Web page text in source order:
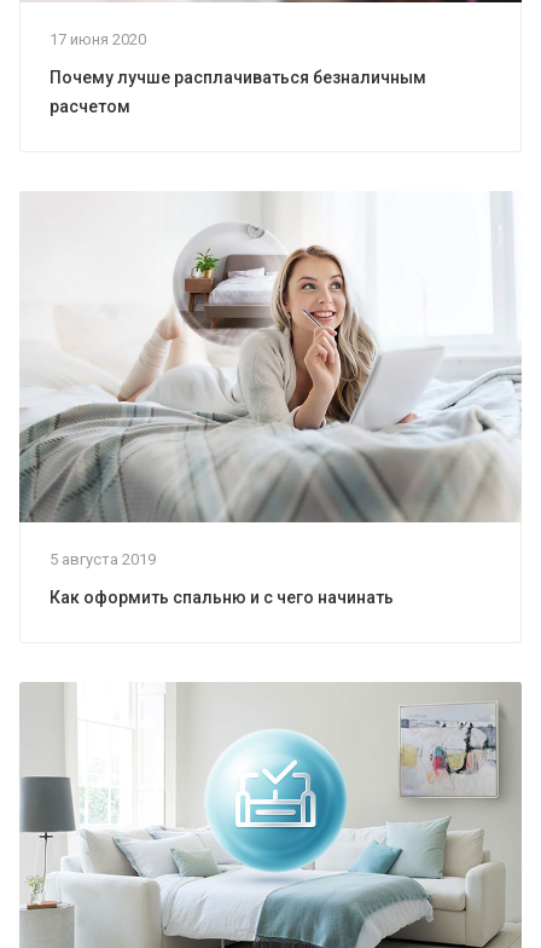
17 июня 2020
Почему лучше расплачиваться безналичным
расчетом
5 августа 2019
Как оформить спальню и с чего начинать